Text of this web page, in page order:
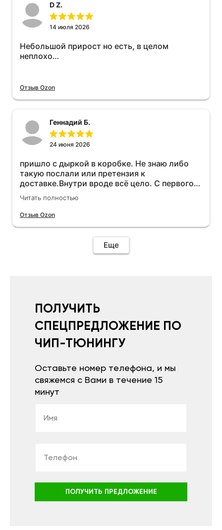
D Z.
14 июля 2026
Небольшой прирост но есть, в целом
неплохо…
Отзыв Ozon
Геннадий Б.
24 июня 2026
пришло с дыркой в коробке. Не знаю либо
такую послали или претензия к
доставке.Внутри вроде всё цело. С первого
раза установить не получается не знаю
может интернет дурит. Четыре звёзды за
упаковку с дыркой.Как опробую дополню
иначе не качает без него. Как поставил сразу
всё установилось по работе устройства
увеличился.Всем рекомендую к покупке.
Читать полностью
Отзыв Ozon
Еще
ПОЛУЧИТЬ
СПЕЦПРЕДЛОЖЕНИЕ ПО
ЧИП-ТЮНИНГУ
Оставьте номер телефона, и мы
свяжемся с Вами в течение 15
минут
ПОЛУЧИТЬ ПРЕДЛОЖЕНИЕ